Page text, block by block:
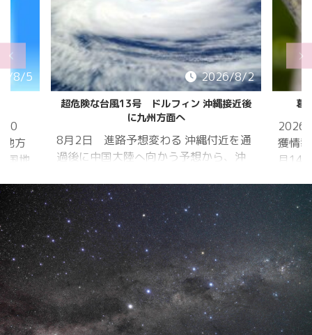
8/5
20
方
国地
地
2026/8/2
超危険な台風13号 ドルフィン 沖縄接近後
に九州方面へ
8月2日 進路予想変わる 沖縄付近を通
過後に中国大陸へ向かう予想から、沖
リカ海洋大気
庁
ヨーロッパ中
期予報センター 気象庁 8月31日
6:00 8月30日 5:20 8月1日に南鳥島
近海で猛烈な勢力へ 台風13号は、今
後、海面水温が29度以上の海域を西進
する見込みで、猛烈な勢力になる見込
み。
葛
2026
獲情
月14
低調
か、
はか
ノコ
た。
いる
冬眠
まし
たコ